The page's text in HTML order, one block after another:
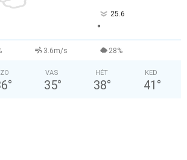
25.6
°
3.6m/s 28%
°
VAS
35°
HÉT
38°
KED
41 °